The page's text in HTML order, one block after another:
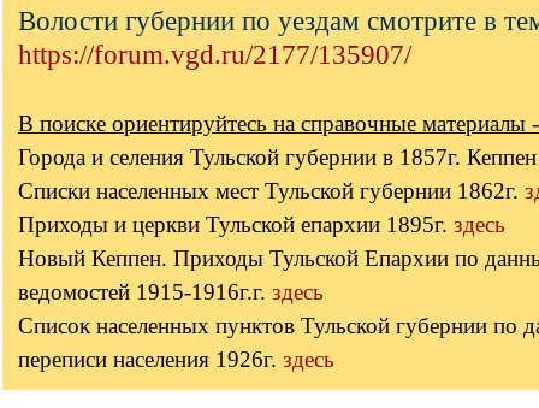
Волости губернии по уездам смотрите в
https://forum.vgd.ru/2177/135907/
В поиске ориентируйтесь на справочные материалы -
Города и селения Тульской губернии в 1857г.
Списки населенных мест Тульской губернии 1862г.
Приходы и церкви Тульской епархии 1895г. здесь
Новый Кеппен. Приходы Тульской Епархии по
ведомостей 1915-1916г.г. здесь
Список населенных пунктов Тульской губернии по
переписи населения 1926г. здесь